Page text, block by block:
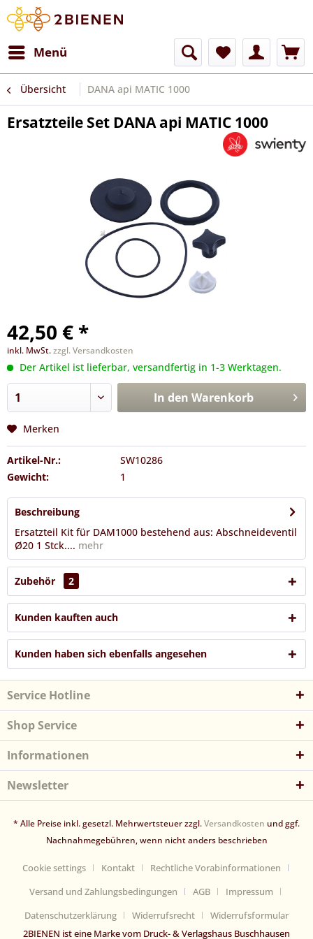
Menü
Übersicht DANA api MATIC 1000
Ersatzteile Set DANA api MATIC 1000
42,50 € *
inkl. MwSt.zzgl. Versandkosten
Der Artikel ist lieferbar, versandfertig in 1-3 Werktagen.
In den Warenkorb
Merken
Artikel-Nr.:
SW10286
Gewicht:
1
Beschreibung
Ersatzteil Kit für DAM1000 bestehend aus: Abschneideventil
Ø20 1 Stck.... mehr
Zubehör 2
Kunden kauften auch
Kunden haben sich ebenfalls angesehen
Service Hotline
Shop Service
Informationen
Newsletter
* Alle Preise inkl. gesetzl. Mehrwertsteuer zzgl.Versandkosten und ggf.
Nachnahmegebühren, wenn nicht anders beschrieben
Cookie settings Kontakt
Rechtliche Vorabinformationen
Versand und Zahlungsbedingungen
AGB
Impressum
Datenschutzerklärung
Widerrufsrecht
Widerrufsformular
2BIENEN ist eine Marke vom Druck- & Verlagshaus Buschhausen